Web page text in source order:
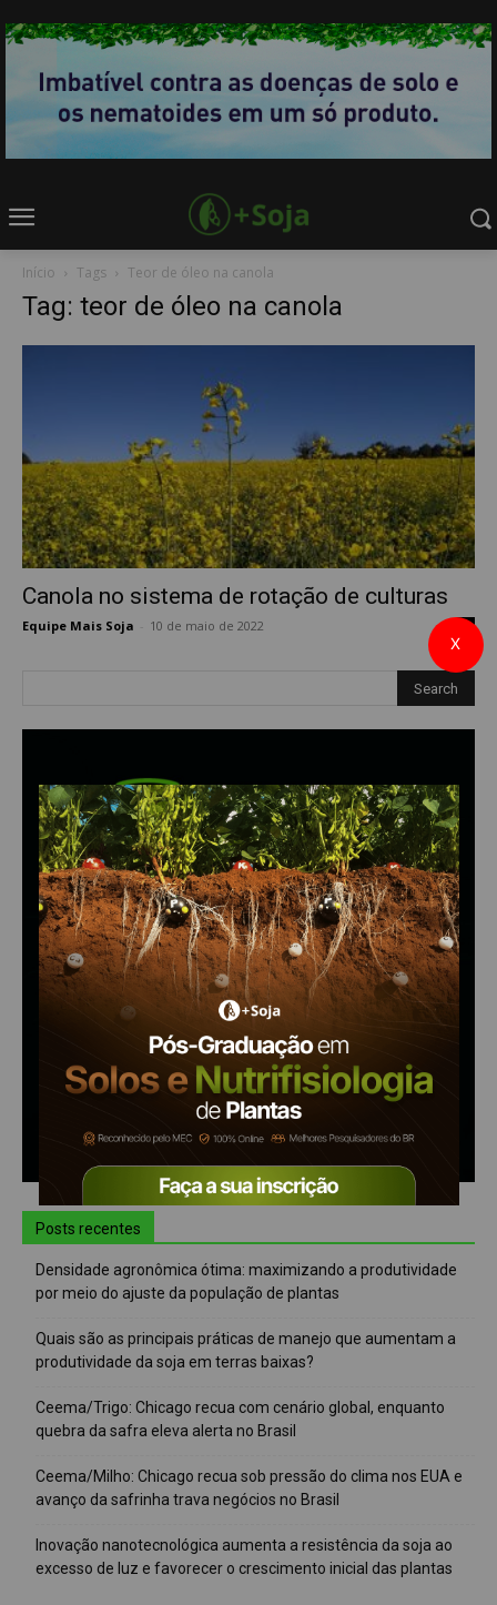
Início Tags Teor de óleo na canola
Tag: teor de óleo na canola
Canola no sistema de rotação de culturas
Equipe Mais Soja 10 de maio de 2022
Posts recentes
Densidade agronômica ótima: maximizando a produtividade
por meio do ajuste da população de plantas
Quais são as principais práticas de manejo que aumentam a
produtividade da soja em terras baixas?
Ceema/Trigo: Chicago recua com cenário global, enquanto
quebra da safra eleva alerta no Brasil
Ceema/Milho: Chicago recua sob pressão do clima nos EUA e
avanço da safrinha trava negócios no Brasil
Inovação nanotecnológica aumenta a resistência da soja ao
excesso de luz e favorecer o crescimento inicial das plantas
X